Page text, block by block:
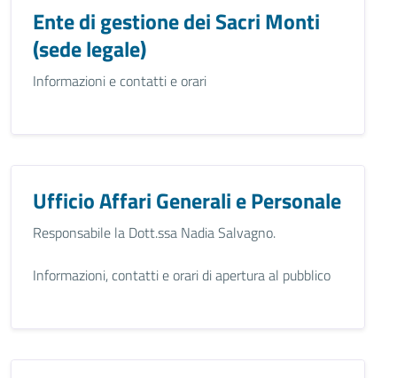
Ente di gestione dei Sacri Monti
(sede legale)
Informazioni e contatti e orari
Ufficio Affari Generali e Personale
Responsabile la Dott.ssa Nadia Salvagno.
Informazioni, contatti e orari di apertura al pubblico